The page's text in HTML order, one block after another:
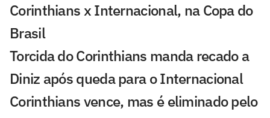
Corinthians x Internacional, na Copa do
Brasil
Torcida do Corinthians manda recado a
Diniz após queda para o Internacional
Corinthians vence, mas é eliminado pelo